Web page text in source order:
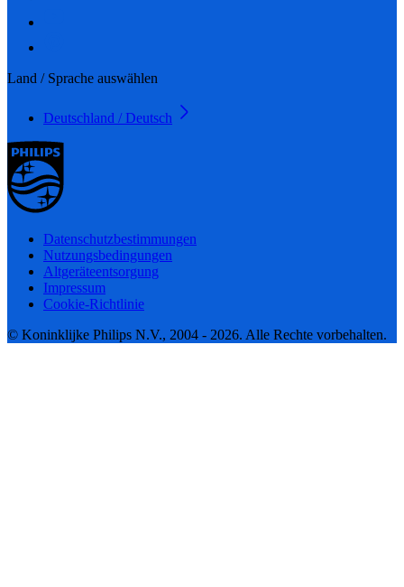
Land / Sprache auswählen
Deutschland / Deutsch
Datenschutzbestimmungen
Nutzungsbedingungen
Altgeräteentsorgung
Impressum
Cookie-Richtlinie
© Koninklijke Philips N.V., 2004 - 2026. Alle Rechte vorbehalten.